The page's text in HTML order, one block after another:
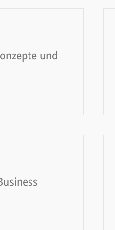
und